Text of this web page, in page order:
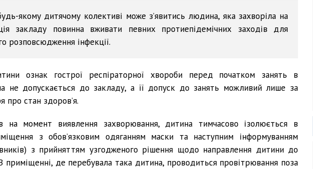
якому дитячому колективі може з’явитись людина, яка захворіла на
закладу повинна вживати певних протиепідемічних заходів для
розповсюдження інфекції.
ознак гострої респіраторної хвороби перед початком занять в
не допускається до закладу, а її допуск до занять можливий лише за
про стан здоров’я.
на момент виявлення захворювання, дитина тимчасово ізолюється в
з обов’язковим одяганням маски та наступним інформуванням
з прийняттям узгодженого рішення щодо направлення дитини до
приміщенні, де перебувала така дитина, проводиться провітрювання поза